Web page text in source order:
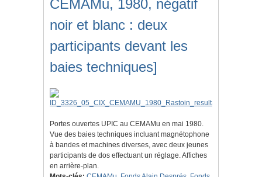
CEMAMu, 1980, négatif
noir et blanc : deux
participants devant les
baies techniques]
Portes ouvertes UPIC au CEMAMu en mai 1980.
Vue des baies techniques incluant magnétophone
à bandes et machines diverses, avec deux jeunes
participants de dos effectuant un réglage. Affiches
en arrière-plan.